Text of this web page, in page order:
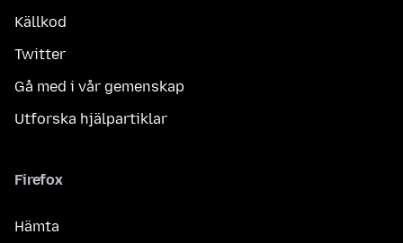
Källkod
Twitter
Gå med i vår gemenskap
Utforska hjälpartiklar
Firefox
Hämta